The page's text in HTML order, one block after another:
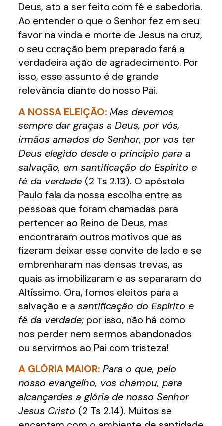
Deus, ato a ser feito com fé e sabedoria.
Ao entender o que o Senhor fez em seu
favor na vinda e morte de Jesus na cruz,
o seu coração bem preparado fará a
verdadeira ação de agradecimento. Por
isso, esse assunto é de grande
relevância diante do nosso Pai.
A NOSSA ELEIÇÃO: Mas devemos
sempre dar graças a Deus, por vós,
irmãos amados do Senhor, por vos ter
Deus elegido desde o princípio para a
salvação, em santificação do Espírito e
fé da verdade (2 Ts 2.13). O apóstolo
Paulo fala da nossa escolha entre as
pessoas que foram chamadas para
pertencer ao Reino de Deus, mas
encontraram outros motivos que as
fizeram deixar esse convite de lado e se
embrenharam nas densas trevas, as
quais as imobilizaram e as separaram do
Altíssimo. Ora, fomos eleitos para a
salvação e a santificação do Espírito e
fé da verdade;por isso, não há como
nos perder nem sermos abandonados
ou servirmos ao Pai com tristeza!
A GLÓRIA MAIOR: Para o que, pelo
nosso evangelho, vos chamou, para
alcançardes a glória de nosso Senhor
Jesus Cristo (2 Ts 2.14). Muitos se